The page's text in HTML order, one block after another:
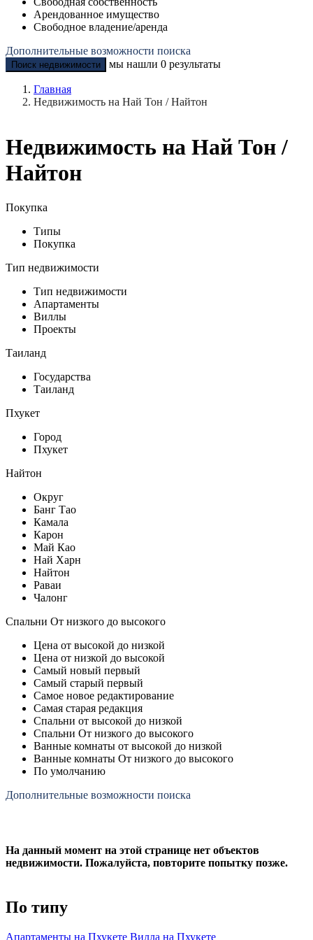
Арендованное имущество
Свободное владение/аренда
Дополнительные возможности поиска
Поиск недвижимости мы нашли 0 результаты
Главная
Недвижимость на Най Тон / Найтон
Недвижимость на Най Тон /
Найтон
Покупка
Типы
Покупка
Тип недвижимости
Тип недвижимости
Апартаменты
Виллы
Проекты
Таиланд
Государства
Таиланд
Пхукет
Город
Пхукет
Найтон
Округ
Банг Тао
Камала
Карон
Май Као
Най Харн
Найтон
Раваи
Чалонг
Спальни От низкого до высокого
Цена от высокой до низкой
Цена от низкой до высокой
Самый новый первый
Самый старый первый
Самое новое редактирование
Самая старая редакция
Спальни от высокой до низкой
Спальни От низкого до высокого
Ванные комнаты от высокой до низкой
Ванные комнаты От низкого до высокого
По умолчанию
Дополнительные возможности поиска
На данный момент на этой странице нет объектов
недвижимости. Пожалуйста, повторите попытку позже.
По типу
Апартаменты на Пхукете Вилла на Пхукете